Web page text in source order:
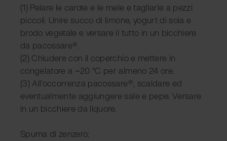
(1) Pelare le carote e le mele e tagliarle a pezzi
piccoli. Unire succo di limone, yogurt di soia e
brodo vegetale e versare il tutto in un bicchiere
da pacossare®.
(2) Chiudere con il coperchio e mettere in
congelatore a −20 °C per almeno 24 ore.
(3) All’occorrenza pacossare®, scaldare ed
eventualmente aggiungere sale e pepe. Versare
in un bicchiere da liquore.
Spuma di zenzero: